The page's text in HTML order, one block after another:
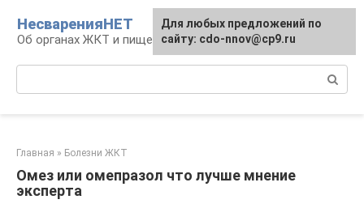
контенту
НесваренияНЕТ
Об органах ЖКТ и пищеварении
Главная » Болезни ЖКТ
Омез или омепразол что лучше мнение
эксперта
Для любых предложений по
сайту: cdo-nnov@cp9.ru